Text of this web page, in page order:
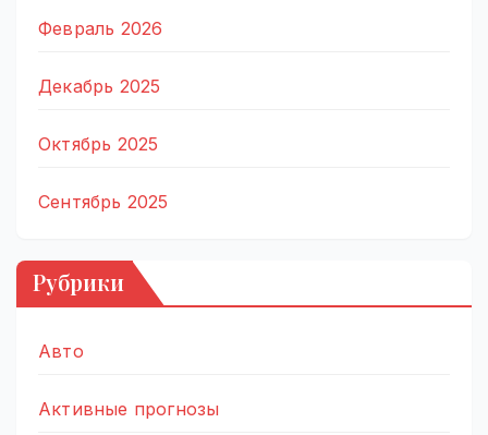
Февраль 2026
Декабрь 2025
Октябрь 2025
Сентябрь 2025
Рубрики
Авто
Активные прогнозы